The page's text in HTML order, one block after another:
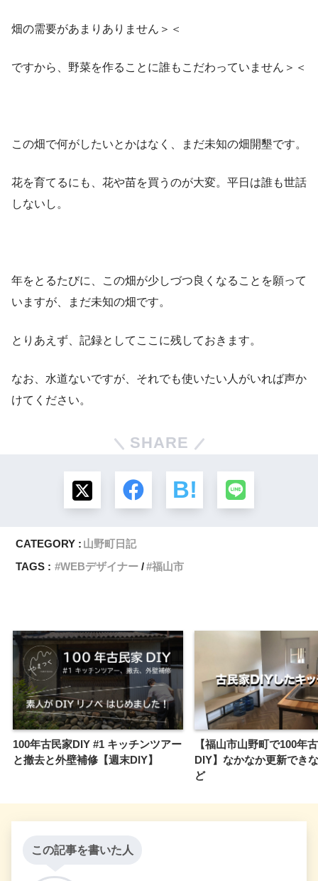
畑の需要があまりありません＞＜
ですから、野菜を作ることに誰もこだわっていません＞＜
この畑で何がしたいとかはなく、まだ未知の畑開墾です。
花を育てるにも、花や苗を買うのが大変。平日は誰も世話
しないし。
年をとるたびに、この畑が少しづつ良くなることを願って
いますが、まだ未知の畑です。
とりあえず、記録としてここに残しておきます。
なお、水道ないですが、それでも使いたい人がいれば声か
けてください。
SHARE
CATEGORY : 山野町日記
TAGS :
WEBデザイナー 福山市
100年古民家DIY #1 キッチンツアー
と撤去と外壁補修【週末DIY】
【福山市山野町で100年
DIY】なかなか更新でき
ど
この記事を書いた人